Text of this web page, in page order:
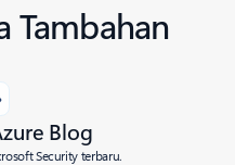
Tambahan
Blog
Security terbaru.